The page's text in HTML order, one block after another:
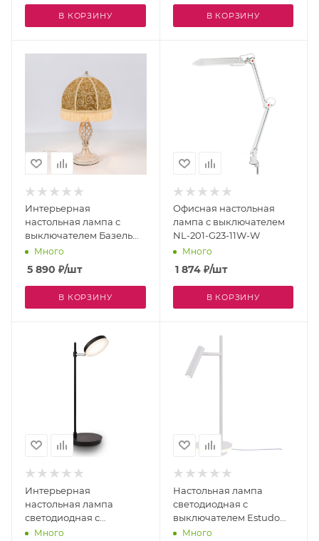
В КОРЗИНУ В КОРЗИНУ
Интерьерная
настольная лампа с
выключателем Базель
CL407805
Много
5 890 ₽/шт
В КОРЗИНУ
Офисная настольная
лампа с выключателем
NL-201-G23-11W-W
Много
1 874₽/шт
В КОРЗИНУ
Интерьерная
настольная лампа
светодиодная с
выключателем Fad
Много
Настольная лампа
светодиодная с
выключателем Estudo
Z010TL-L8W3K
Много